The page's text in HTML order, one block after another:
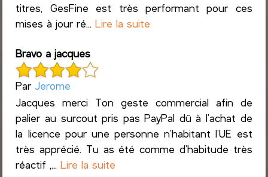
titres, GesFine est très performant pour ces
mises à jour ré...Lire la suite
Bravo a jacques
Par Jerome
Jacques merci Ton geste commercial afin de
palier au surcout pris pas PayPal dû à l’achat de
la licence pour une personne n’habitant l’UE est
très apprécié. Tu as été comme d’habitude très
réactif ,...Lire la suite